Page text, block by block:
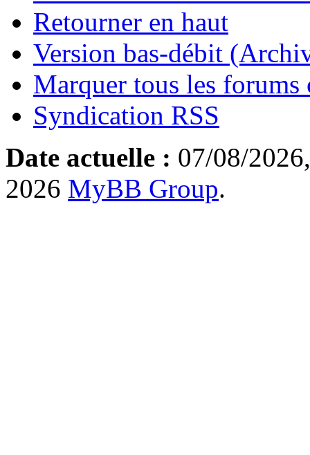
Retourner en haut
Version bas-débit
Marquer tous les forums
Syndication RSS
Date actuelle : 07/08/
2026 MyBB Group.